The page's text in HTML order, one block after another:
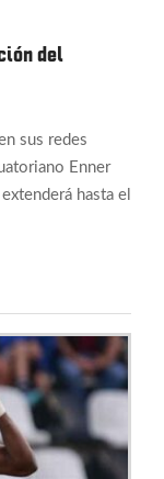
del
sus redes
Enner
hasta el